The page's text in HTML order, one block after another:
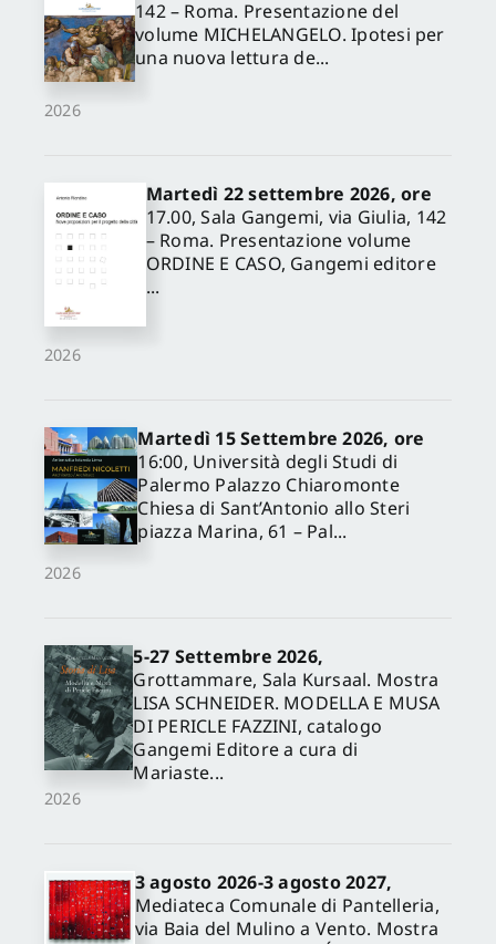
2026
142 – Roma. Presentazione del
volume MICHELANGELO. Ipotesi per
una nuova lettura de...
2026
Martedì 22 settembre 2026, ore
17.00, Sala Gangemi, via Giulia, 142
– Roma. Presentazione volume
ORDINE E CASO, Gangemi editore
...
2026
Martedì 15 Settembre 2026, ore
16:00, Università degli Studi di
Palermo Palazzo Chiaromonte
Chiesa di Sant’Antonio allo Steri
piazza Marina, 61 – Pal...
2026
5-27 Settembre 2026,
Grottammare, Sala Kursaal. Mostra
LISA SCHNEIDER. MODELLA E MUSA
DI PERICLE FAZZINI, catalogo
Gangemi Editore a cura di
Mariaste...
3 agosto 2026-3 agosto 2027,
Mediateca Comunale di Pantelleria,
via Baia del Mulino a Vento. Mostra